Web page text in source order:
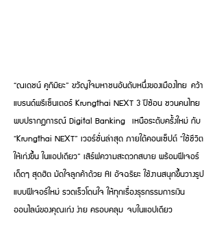
“ณเดชน์ คูกิมิยะ” ขวัญใจมหาชนอันดับหนึ่งของเมืองไทย คว้า
แบรนด์พรีเซ็นเตอร์ Krungthai NEXT 3 ปีซ้อน ชวนคนไทย
พบปรากฏการณ์ Digital Banking เหนือระดับครั้งใหม่ กับ
“Krungthai NEXT” เวอร์ชั่นล่าสุด ภายใต้คอนเซ็ปต์ “ใช้ชีวิต
ให้เก่งขึ้น ในแอปเดียว” เสิร์ฟความสะดวกสบาย พร้อมฟีเจอร์
เด็ดๆ สุดฮิต มัดใจลูกค้าด้วย AI อัจฉริยะ ใช้งานสนุกขึ้นวางรูป
แบบฟีเจอร์ใหม่ รวดเร็วโดนใจ ให้ทุกเรื่องธุรกรรมการเงิน
ออนไลน์ของคุณเก่ง ง่าย ครอบคลุม จบในแอปเดียว